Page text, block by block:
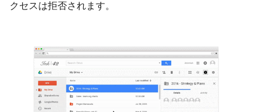
クセスは拒否されます。